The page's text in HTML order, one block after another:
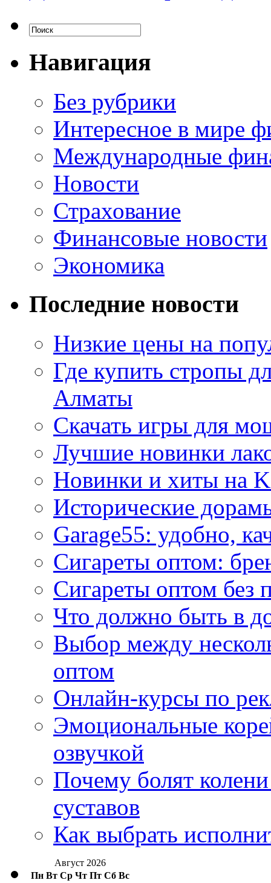
Навигация
Без рубрики
Интересное в мире
Международные
Новости
Страхование
Финансовые новости
Экономика
Последние новости
Низкие цены на
Где купить стропы
Алматы
Скачать игры для
Лучшие новинки
Новинки и хиты на
Исторические
Garage55: удобно,
Сигареты оптом:
Сигареты оптом без
Что должно быть в
Выбор между
оптом
Онлайн-курсы по
Эмоциональные
озвучкой
Почему болят
суставов
Как выбрать
Август 2026
Пн Вт Ср Чт Пт Сб Вс